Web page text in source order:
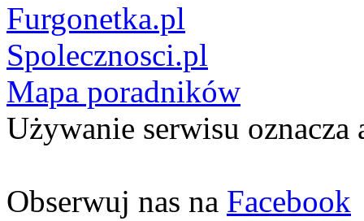
Furgonetka.pl
Spolecznosci.pl
Mapa poradników
Używanie serwisu oznacza
Obserwuj nas na Facebook